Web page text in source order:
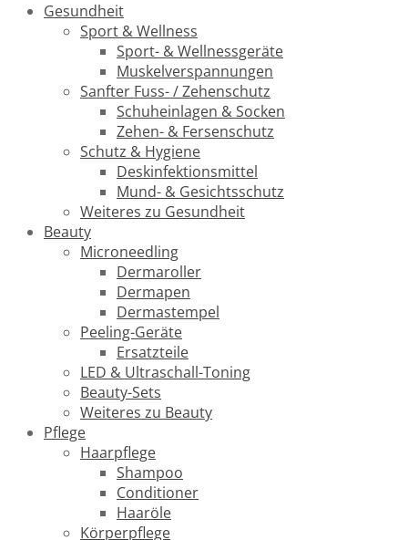
Gesundheit
Sport & Wellness
Sport- & Wellnessgeräte
Muskelverspannungen
Sanfter Fuss- / Zehenschutz
Schuheinlagen & Socken
Zehen- & Fersenschutz
Schutz & Hygiene
Deskinfektionsmittel
Mund- & Gesichtsschutz
Weiteres zu Gesundheit
Beauty
Microneedling
Dermaroller
Dermapen
Dermastempel
Peeling-Geräte
Ersatzteile
LED & Ultraschall-Toning
Beauty-Sets
Weiteres zu Beauty
Pflege
Haarpflege
Shampoo
Conditioner
Haaröle
Körperpflege